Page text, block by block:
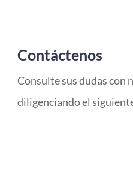
Contáctenos
Consulte sus dudas con
diligenciando el